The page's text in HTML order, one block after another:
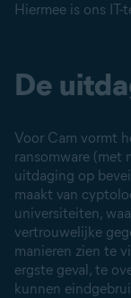
Hiermee is ons IT-
De
Voor Cam vormt
ransomware (met
uitdaging op
maakt van
universiteiten,
vertrouwelijke
manieren zien te
ergste geval, te
kunnen